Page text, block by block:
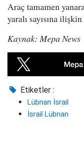
Araç tamamen
yaralı sayısına
Kaynak: Mepa News
Etiketler :
Lübnan İsrail
İsrail Lübnan